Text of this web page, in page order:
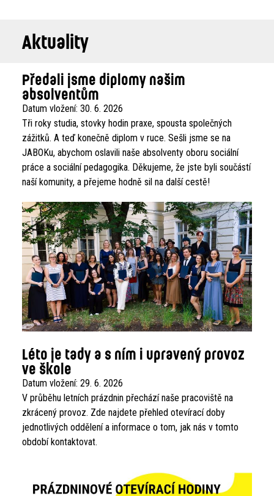
Aktuality
Předali jsme diplomy našim
absolventům
Datum vložení: 30. 6. 2026
Tři roky studia, stovky hodin praxe, spousta společných
zážitků. A teď konečně diplom v ruce. Sešli jsme se na
JABOKu, abychom oslavili naše absolventy oboru sociální
práce a sociální pedagogika. Děkujeme, že jste byli součástí
naší komunity, a přejeme hodně sil na další cestě!
Léto je tady a s ním i upravený provoz
ve škole
Datum vložení: 29. 6. 2026
V průběhu letních prázdnin přechází naše pracoviště na
zkrácený provoz. Zde najdete přehled otevírací doby
jednotlivých oddělení a informace o tom, jak nás v tomto
období kontaktovat.